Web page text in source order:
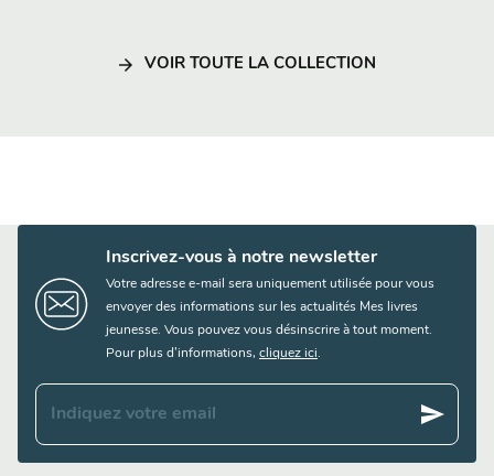
arrow_forward VOIR TOUTE LA COLLECTION
Inscrivez-vous à notre newsletter
Votre adresse e-mail sera uniquement utilisée pour vous
envoyer des informations sur les actualités Mes livres
jeunesse. Vous pouvez vous désinscrire à tout moment.
Pour plus d’informations, cliquez ici.
Indiquez votre email send